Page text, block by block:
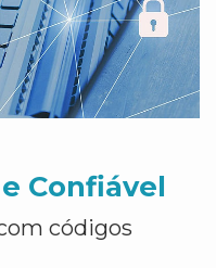
Confiável
códigos